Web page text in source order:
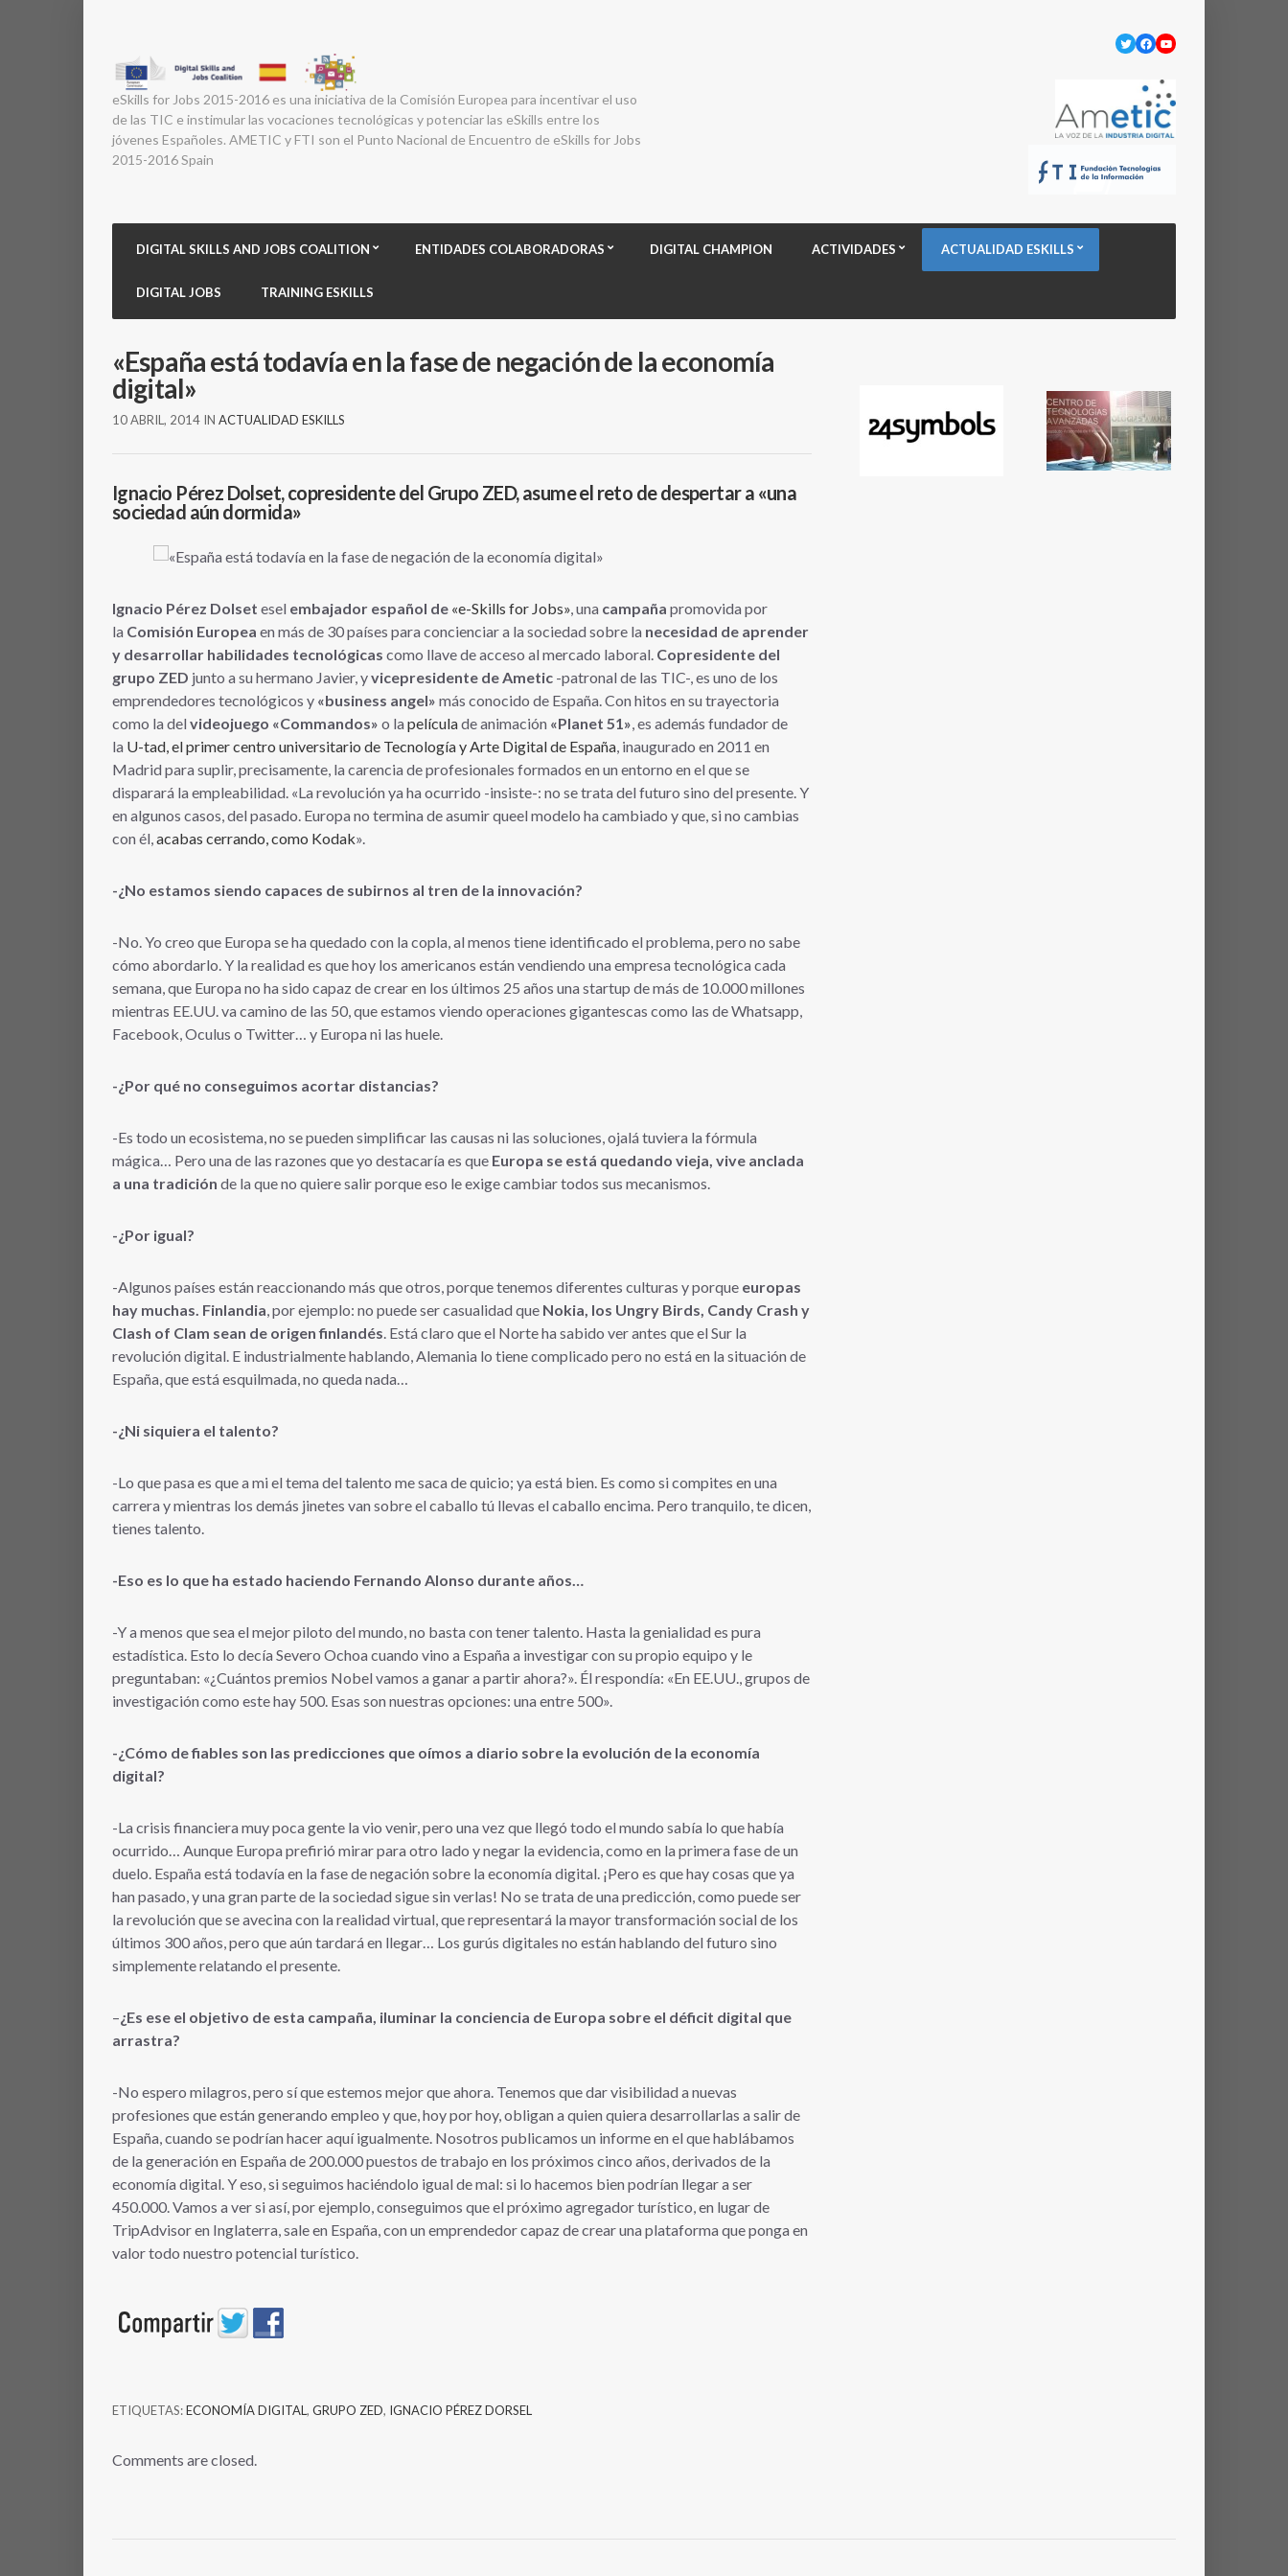
eSkills for Jobs 2015-2016 es una iniciativa de la Comisión Europea para incentivar el uso
de las TIC e instimular las vocaciones tecnológicas y potenciar las eSkills entre los
jóvenes Españoles. AMETIC y FTI son el Punto Nacional de Encuentro de eSkills for Jobs
2015-2016 Spain
Twitter
Facebook
YouTube
DIGITAL SKILLS AND JOBS COALITION ENTIDADES COLABORADORAS DIGITAL CHAMPION ACTIVIDADES ACTUALIDAD ESKILLS
DIGITAL JOBS TRAINING ESKILLS
«España está todavía en la fase de negación de la economía
digital»
10 ABRIL, 2014 IN ACTUALIDAD ESKILLS
Ignacio Pérez Dolset, copresidente del Grupo ZED, asume el reto de despertar a «una
sociedad aún dormida»
Ignacio Pérez Dolset esel embajador español de «e-Skills for Jobs», una campaña promovida por
la Comisión Europea en más de 30 países para concienciar a la sociedad sobre la necesidad de aprender
y desarrollar habilidades tecnológicas como llave de acceso al mercado laboral. Copresidente del
grupo ZED junto a su hermano Javier, yvicepresidente de Ametic -patronal de las TIC-, es uno de los
emprendedores tecnológicos y «business angel» más conocido de España. Con hitos en su trayectoria
como la del videojuego «Commandos» o la películade animación «Planet 51», es además fundador de
la U-tad, el primer centro universitario de Tecnología y Arte Digital de España, inaugurado en 2011 en
Madrid para suplir, precisamente, la carencia de profesionales formados en un entorno en el que se
disparará la empleabilidad. «La revolución ya ha ocurrido -insiste-: no se trata del futuro sino del presente. Y
en algunos casos, del pasado. Europa no termina de asumir queel modelo ha cambiado y que, si no cambias
con él,acabas cerrando, como Kodak».
-¿No estamos siendo capaces de subirnos al tren de la innovación?
-No. Yo creo que Europa se ha quedado con la copla, al menos tiene identificado el problema, pero no sabe
cómo abordarlo. Y la realidad es que hoy los americanos están vendiendo una empresa tecnológica cada
semana, que Europa no ha sido capaz de crear en los últimos 25 años una startup de más de 10.000 millones
mientras EE.UU. va camino de las 50, que estamos viendo operaciones gigantescas como las de Whatsapp,
Facebook, Oculus o Twitter… y Europa ni las huele.
-¿Por qué no conseguimos acortar distancias?
-Es todo un ecosistema, no se pueden simplificar las causas ni las soluciones, ojalá tuviera la fórmula
mágica… Pero una de las razones que yo destacaría es que Europa se está quedando vieja, vive anclada
a una tradición de la que no quiere salir porque eso le exige cambiar todos sus mecanismos.
-¿Por igual?
-Algunos países están reaccionando más que otros, porque tenemos diferentes culturas y porque europas
hay muchas. Finlandia, por ejemplo: no puede ser casualidad que Nokia, los Ungry Birds, Candy Crash y
Clash of Clam sean de origen finlandés. Está claro que el Norte ha sabido ver antes que el Sur la
revolución digital. E industrialmente hablando, Alemania lo tiene complicado pero no está en la situación de
España, que está esquilmada, no queda nada…
-¿Ni siquiera el talento?
-Lo que pasa es que a mi el tema del talento me saca de quicio; ya está bien. Es como si compites en una
carrera y mientras los demás jinetes van sobre el caballo tú llevas el caballo encima. Pero tranquilo, te dicen,
tienes talento.
-Eso es lo que ha estado haciendo Fernando Alonso durante años…
-Y a menos que sea el mejor piloto del mundo, no basta con tener talento. Hasta la genialidad es pura
estadística. Esto lo decía Severo Ochoa cuando vino a España a investigar con su propio equipo y le
preguntaban: «¿Cuántos premios Nobel vamos a ganar a partir ahora?». Él respondía: «En EE.UU., grupos de
investigación como este hay 500. Esas son nuestras opciones: una entre 500».
-¿Cómo de fiables son las predicciones que oímos a diario sobre la evolución de la economía
digital?
-La crisis financiera muy poca gente la vio venir, pero una vez que llegó todo el mundo sabía lo que había
ocurrido… Aunque Europa prefirió mirar para otro lado y negar la evidencia, como en la primera fase de un
duelo. España está todavía en la fase de negación sobre la economía digital. ¡Pero es que hay cosas que ya
han pasado, y una gran parte de la sociedad sigue sin verlas! No se trata de una predicción, como puede ser
la revolución que se avecina con la realidad virtual, que representará la mayor transformación social de los
últimos 300 años, pero que aún tardará en llegar… Los gurús digitales no están hablando del futuro sino
simplemente relatando el presente.
–¿Es ese el objetivo de esta campaña, iluminar la conciencia de Europa sobre el déficit digital que
arrastra?
-No espero milagros, pero sí que estemos mejor que ahora. Tenemos que dar visibilidad a nuevas
profesiones que están generando empleo y que, hoy por hoy, obligan a quien quiera desarrollarlas a salir de
España, cuando se podrían hacer aquí igualmente. Nosotros publicamos un informe en el que hablábamos
de la generación en España de 200.000 puestos de trabajo en los próximos cinco años, derivados de la
economía digital. Y eso, si seguimos haciéndolo igual de mal: si lo hacemos bien podrían llegar a ser
450.000. Vamos a ver si así, por ejemplo, conseguimos que el próximo agregador turístico, en lugar de
TripAdvisor en Inglaterra, sale en España, con un emprendedor capaz de crear una plataforma que ponga en
valor todo nuestro potencial turístico.
ETIQUETAS:ECONOMÍA DIGITAL, GRUPO ZED, IGNACIO PÉREZ DORSEL
Comments are closed.